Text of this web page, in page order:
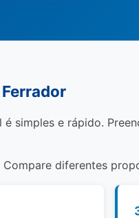
simples e rápido.
diferentes